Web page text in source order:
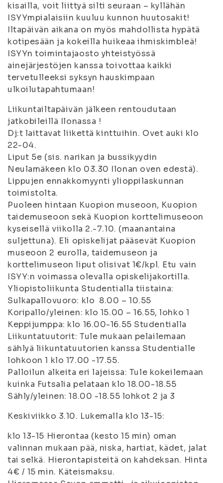
kisailla, voit liittyä silti seuraan – kyllähän
ISYYmpialaisiin kuuluu kunnon huutosakit!
Iltapäivän aikana on myös mahdollista hypätä
kotipesään ja kokeilla huikeaa ihmiskimbleä!
ISYYn toimintajaosto yhteistyössä
ainejärjestöjen kanssa toivottaa kaikki
tervetulleeksi syksyn hauskimpaan
ulkoilutapahtumaan!
Liikuntailtapäivän jälkeen rentoudutaan
jatkobileillä Ilonassa !
Dj:t laittavat liikettä kinttuihin. Ovet auki klo
22-04.
Liput 5e (sis. narikan ja bussikyydin
Neulamäkeen klo 03.30 Ilonan oven edestä).
Lippujen ennakkomyynti ylioppilaskunnan
toimistolta.
Puoleen hintaan Kuopion museoon, Kuopion
taidemuseoon sekä Kuopion korttelimuseoon
kyseisellä viikolla 2.-7.10. (maanantaina
suljettuna). Eli opiskelijat pääsevät Kuopion
museoon 2 eurolla, taidemuseon ja
korttelimuseon liput olisivat 1€/kpl. Etu vain
ISYY:n voimassa olevalla opiskelijakortilla.
Yliopistoliikunta Studentialla tiistaina:
Sulkapallovuoro: klo 8.00 – 10.55
Koripallo/yleinen: klo 15.00 – 16.55, lohko 1
Keppijumppa: klo 16.00-16.55 Studentialla
Liikuntatuutorit: Tule mukaan pelailemaan
sählyä liikuntatuutorien kanssa Studentialle
lohkoon 1 klo 17.00 -17.55.
Palloilun alkeita eri lajeissa: Tule kokeilemaan
kuinka Futsalia pelataan klo 18.00-18.55
Sähly/yleinen: 18.00 -18.55 lohkot 2 ja 3
Keskiviikko 3.10. Lukemalla klo 13-15:
klo 13-15 Hierontaa (kesto 15 min) oman
valinnan mukaan pää, niska, hartiat, kädet, jalat
tai selkä. Hierontapisteitä on kahdeksan. Hinta
4€ / 15 min. Käteismaksu.